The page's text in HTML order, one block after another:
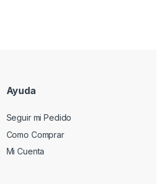
Ayuda
Seguir mi Pedido
Como Comprar
Mi Cuenta